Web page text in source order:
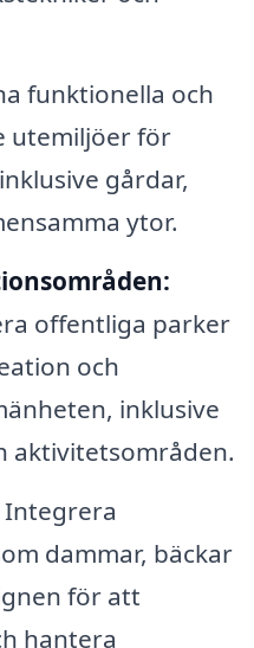
funktionella och
utemiljöer för
gårdar,
ytor.
offentliga parker
och
inklusive
aktivitetsområden.
Integrera
dammar, bäckar
för att
hantera